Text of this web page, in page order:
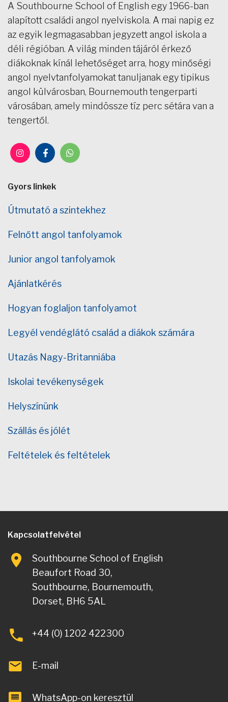
A Southbourne School of English egy 1966-ban
alapított családi angol nyelviskola. A mai napig ez
az egyik legmagasabban jegyzett angol iskola a
déli régióban. A világ minden tájáról érkező
diákoknak kínál lehetőséget arra, hogy minőségi
angol nyelvtanfolyamokat tanuljanak egy tipikus
angol külvárosban, Bournemouth tengerparti
városában, amely mindössze tíz perc sétára van a
tengertől.
Gyors linkek
Útmutató a szintekhez
Felnőtt angol tanfolyamok
Junior angol tanfolyamok
Ajánlatkérés
Hogyan foglaljon tanfolyamot
Legyél vendéglátó család a diákok számára
Utazás Nagy-Britanniába
Iskolai tevékenységek
Helyszínünk
Szállás és jólét
Feltételek és feltételek
Kapcsolatfelvétel
Southbourne School of English
Beaufort Road 30,
Southbourne, Bournemouth,
Dorset, BH6 5AL
+44 (0) 1202 422300
E-mail
WhatsApp-on keresztül